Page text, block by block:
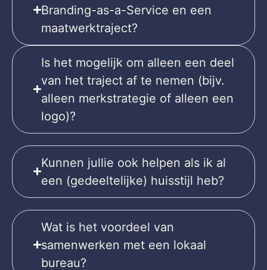
Branding-as-a-Service en een
maatwerktraject?
Is het mogelijk om alleen een deel
van het traject af te nemen (bijv.
alleen merkstrategie of alleen een
logo)?
Kunnen jullie ook helpen als ik al
een (gedeeltelijke) huisstijl heb?
Wat is het voordeel van
samenwerken met een lokaal
bureau?